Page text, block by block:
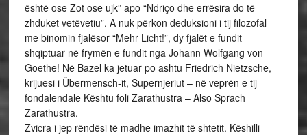
është ose Zot ose ujk” apo “Ndriço dhe errësira do të
zhduket vetëvetiu”. A nuk përkon deduksioni i tij filozofal
me binomin fjalësor “Mehr Licht!”, dy fjalët e fundit
shqiptuar në frymën e fundit nga Johann Wolfgang von
Goethe! Në Bazel ka jetuar po ashtu Friedrich Nietzsche,
krijuesi i Übermensch-it, Supernjeriut – në veprën e tij
fondalendale Kështu foli Zarathustra – Also Sprach
Zarathustra.
Zvicra i jep rëndësi të madhe imazhit të shtetit. Këshilli